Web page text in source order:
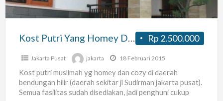
Cozy
Di
Rp 2.500.000
Kost Putri Yang Homey Dan Cozy Di Benhil
Jakarta Pusat jakarta 18 Februari 2015
Kost putri muslimah yg homey dan cozy di daerah
bendungan hilir (daerah sekitar jl Sudirman jakarta pusat).
Semua fasilitas sudah disediakan, jadi penghuni cukup